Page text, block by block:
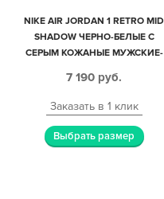
NIKE AIR JORDAN 1 RETRO MID
SHADOW ЧЕРНО-БЕЛЫЕ С
СЕРЫМ КОЖАНЫЕ МУЖСКИЕ-
7 190 руб.
Заказать в 1 клик
Выбрать размер